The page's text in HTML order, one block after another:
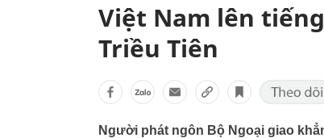
Việt Nam lên
Triều Tiên
Người phát ngôn Bộ Ngoại giao